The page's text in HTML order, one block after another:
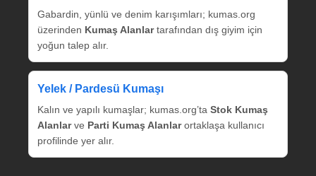
Gabardin, yünlü ve denim karışımları; kumas.org
üzerinden Kumaş Alanlartarafından dış giyim için
yoğun talep alır.
Yelek / Pardesü Kumaşı
Kalın ve yapılı kumaşlar; kumas.org’ta Stok Kumaş
Alanlarve Parti Kumaş Alanlarortaklaşa kullanıcı
profilinde yer alır.